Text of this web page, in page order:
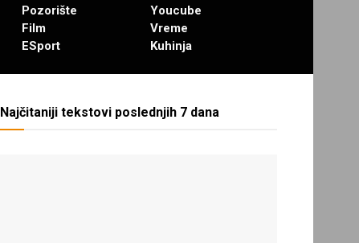
Pozorište
Film
ESport
Youcube
Vreme
Kuhinja
Najčitaniji tekstovi poslednjih 7 dana